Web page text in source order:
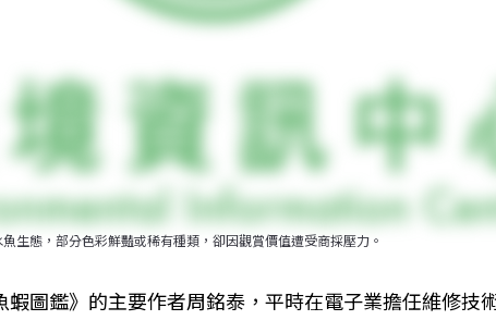
生態，部分色彩鮮豔或稀有種類，卻因觀賞價值遭受商採壓力。
蝦圖鑑》的主要作者周銘泰，平時在電子業擔任維修技